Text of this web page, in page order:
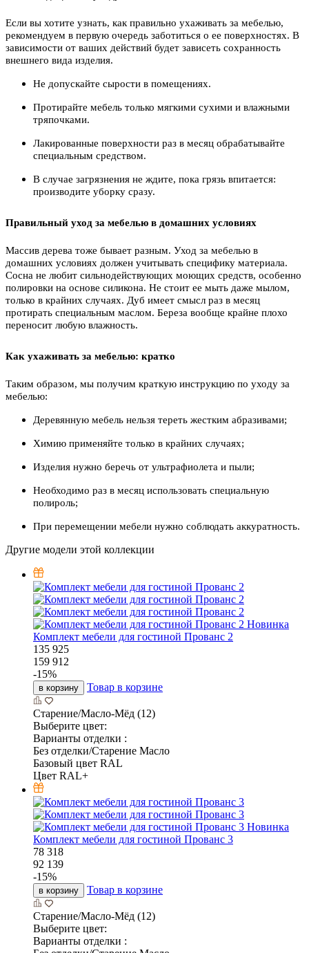
Если вы хотите узнать, как правильно ухаживать за мебелью,
рекомендуем в первую очередь заботиться о ее поверхностях. В
зависимости от ваших действий будет зависеть сохранность
внешнего вида изделия.
Не допускайте сырости в помещениях.
Протирайте мебель только мягкими сухими и влажными
тряпочками.
Лакированные поверхности раз в месяц обрабатывайте
специальным средством.
В случае загрязнения не ждите, пока грязь впитается:
производите уборку сразу.
Правильный уход за мебелью в домашних условиях
Массив дерева тоже бывает разным. Уход за мебелью в
домашних условиях должен учитывать специфику материала.
Сосна не любит сильнодействующих моющих средств, особенно
полировки на основе силикона. Не стоит ее мыть даже мылом,
только в крайних случаях. Дуб имеет смысл раз в месяц
протирать специальным маслом. Береза вообще крайне плохо
переносит любую влажность.
Как ухаживать за мебелью: кратко
Таким образом, мы получим краткую инструкцию по уходу за
мебелью:
Деревянную мебель нельзя тереть жестким абразивами;
Химию применяйте только в крайних случаях;
Изделия нужно беречь от ультрафиолета и пыли;
Необходимо раз в месяц использовать специальную
полироль;
При перемещении мебели нужно соблюдать аккуратность.
Другие модели этой коллекции
Новинка
Комплект мебели для гостиной Прованс 2
135 925
159 912
-15%
в корзину Товар в корзине
Старение/Масло-Мёд (12)
Выберите цвет:
Варианты отделки :
Без отделки/Старение Масло
Базовый цвет RAL
Цвет RAL+
Новинка
Комплект мебели для гостиной Прованс 3
78 318
92 139
-15%
в корзину Товар в корзине
Старение/Масло-Мёд (12)
Выберите цвет:
Варианты отделки :